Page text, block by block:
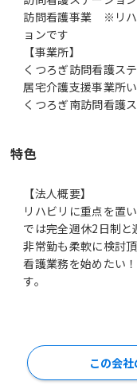
訪問看護事業 ※リハ
ョンです
【事業所】
くつろぎ訪問看護ス
居宅介護支援事業所
くつろぎ南訪問看護
特色
【法人概要】
リハビリに重点を置
では完全週休2日制と
非常勤も柔軟に検討
看護業務を始めたい
す。
この会